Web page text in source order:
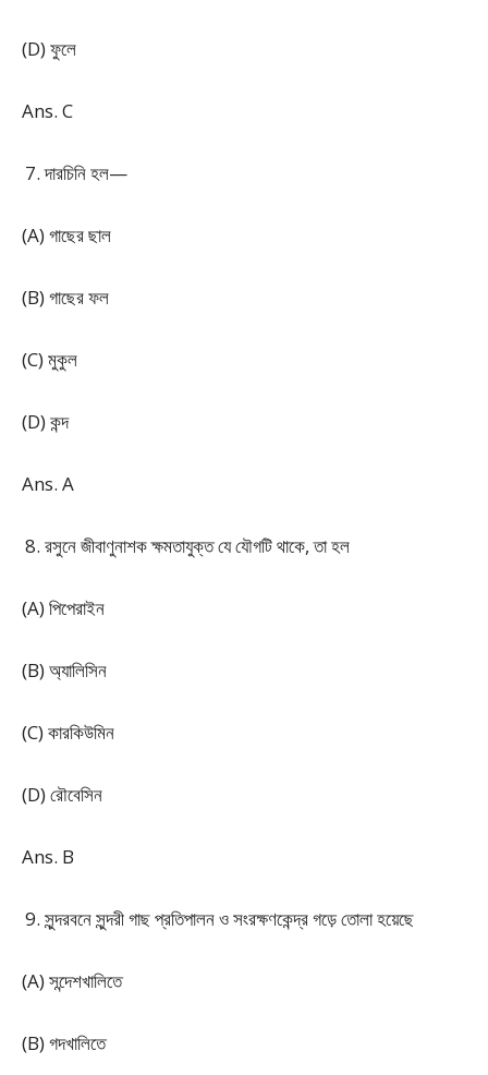
(D) ফুলে
Ans. C
দারচিনি হল—
(A) গাছের ছাল
(B) গাছের ফল
(C) মুকুল
(D) কন্দ
Ans. A
রসুনে জীবাণুনাশক ক্ষমতাযুক্ত যে যৌগটি থাকে, তা হল
(A) পিপেরাইন
(B) অ্যালিসিন
(C) কারকিউমিন
(D) রৌবেসিন
Ans. B
সুন্দরবনে সুন্দরী গাছ প্রতিপালন ও সংরক্ষণকেন্দ্র গড়ে তোলা হয়েছে
(A) সন্দেশখালিতে
(B) গদখালিতে